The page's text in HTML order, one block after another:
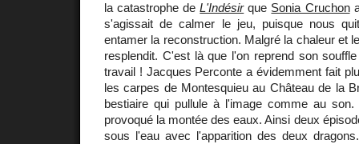
la catastrophe deL'Indésirque Sonia Cruchon
s'agissait de calmer le jeu, puisque nous
entamer la reconstruction. Malgré la chaleur et
resplendit. C'est là que l'on reprend son
travail ! Jacques Perconte a évidemment fait
les carpes de Montesquieu au Château de la
bestiaire qui pullule à l'image comme au
provoqué la montée des eaux. Ainsi deux
sous l'eau avec l'apparition des deux